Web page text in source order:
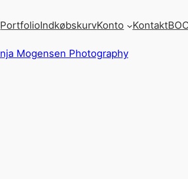
PortfolioIndkøbskurvKonto Kontakt